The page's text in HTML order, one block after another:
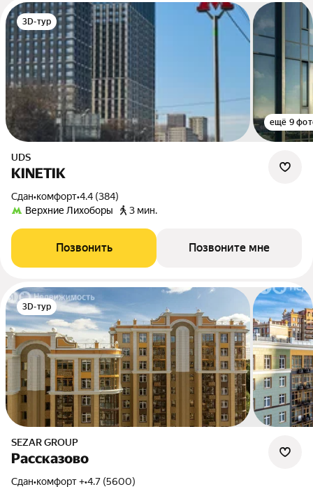
3D-тур
ещё 9
UDS
KINETIK
Сдан•комфорт•4.4 (384)
Верхние Лихоборы
3 мин.
Позвонить Позвоните мне
3D-тур
SEZAR GROUP
Рассказово
Сдан•комфорт +•4.7 (5600)